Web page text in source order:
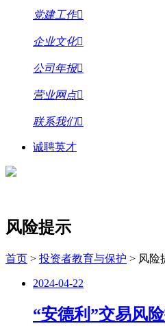
党建工作
企业文化
公司年报
营业网点
联系我们
诚聘英才
风险提示
首页 > 投资者教育与保护 > 风险
2024-04-22
“安德利”交易风